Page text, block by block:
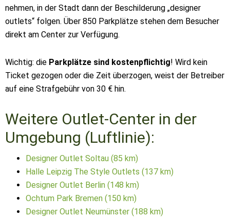
nehmen, in der Stadt dann der Beschilderung „designer
outlets“ folgen. Über 850 Parkplätze stehen dem Besucher
direkt am Center zur Verfügung.
Wichtig: die Parkplätze sind kostenpflichtig! Wird kein
Ticket gezogen oder die Zeit überzogen, weist der Betreiber
auf eine Strafgebühr von 30 € hin.
Weitere Outlet-Center in der
Umgebung (Luftlinie):
Designer Outlet Soltau (85 km)
Halle Leipzig The Style Outlets (137 km)
Designer Outlet Berlin (148 km)
Ochtum Park Bremen (150 km)
Designer Outlet Neumünster (188 km)